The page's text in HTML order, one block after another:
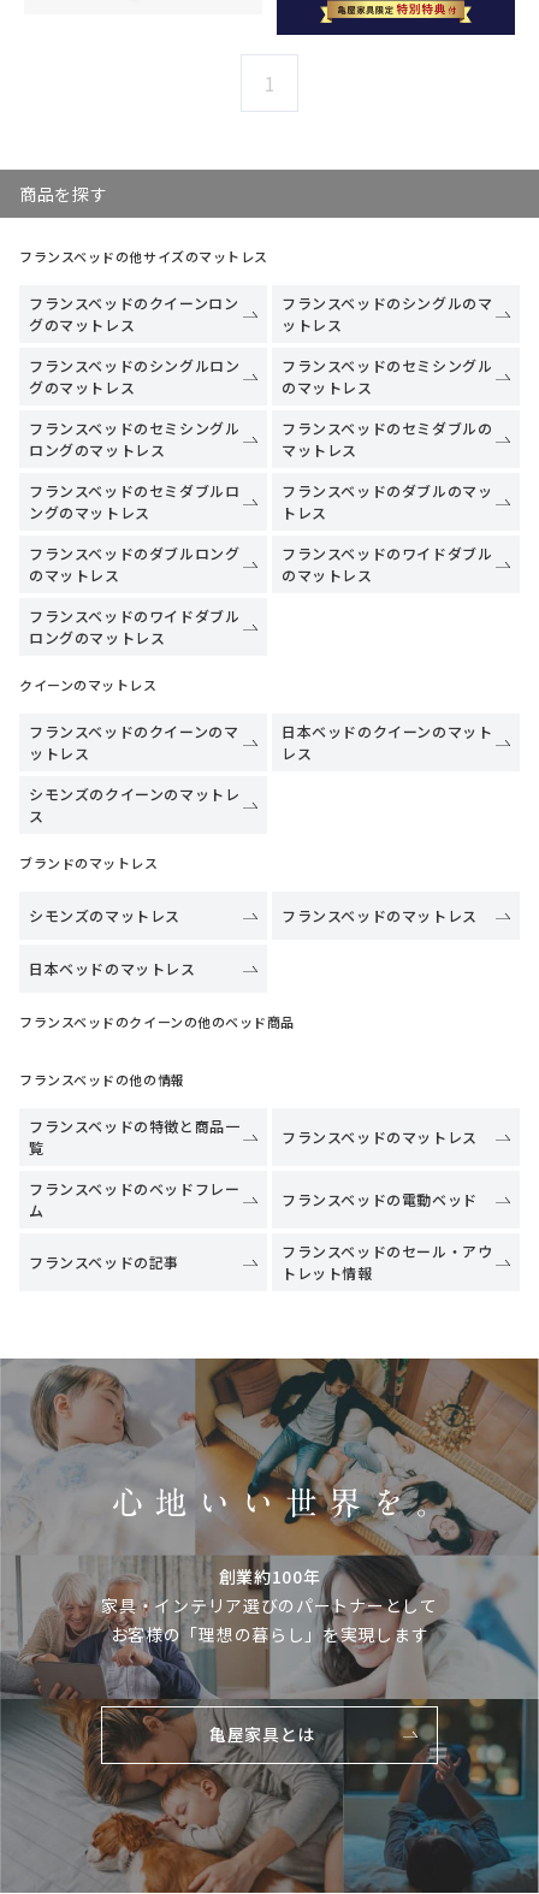
1
商品を探す
フランスベッドの他サイズのマットレス
フランスベッドのクイーンロン
グのマットレス
フランスベッドのシングルのマ
ットレス
フランスベッドのシングルロン
グのマットレス
フランスベッドのセミシングル
のマットレス
フランスベッドのセミシングル
ロングのマットレス
フランスベッドのセミダブルの
マットレス
フランスベッドのセミダブルロ
ングのマットレス
フランスベッドのダブルのマッ
トレス
フランスベッドのダブルロング
のマットレス
フランスベッドのワイドダブル
のマットレス
フランスベッドのワイドダブル
ロングのマットレス
クイーンのマットレス
フランスベッドのクイーンのマ
ットレス
日本ベッドのクイーンのマット
レス
シモンズのクイーンのマットレ
ス
ブランドのマットレス
シモンズのマットレス フランスベッドのマットレス
日本ベッドのマットレス
フランスベッドのクイーンの他のベッド商品
フランスベッドの他の情報
フランスベッドの特徴と商品一
覧
フランスベッドのマットレス
フランスベッドのベッドフレー
ム
フランスベッドの電動ベッド
フランスベッドの記事
フランスベッドのセール・アウ
トレット情報
創業約100年
家具・インテリア選びのパートナーとして
お客様の「理想の暮らし」を実現します
亀屋家具とは